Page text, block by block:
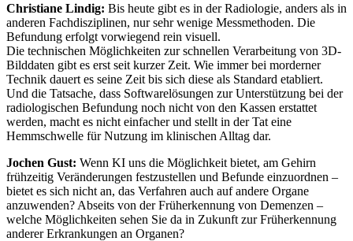
Christiane Lindig: Bis heute gibt es in der Radiologie, anders als in
anderen Fachdisziplinen, nur sehr wenige Messmethoden. Die
Befundung erfolgt vorwiegend rein visuell.
Die technischen Möglichkeiten zur schnellen Verarbeitung von 3D-
Bilddaten gibt es erst seit kurzer Zeit. Wie immer bei morderner
Technik dauert es seine Zeit bis sich diese als Standard etabliert.
Und die Tatsache, dass Softwarelösungen zur Unterstützung bei der
radiologischen Befundung noch nicht von den Kassen erstattet
werden, macht es nicht einfacher und stellt in der Tat eine
Hemmschwelle für Nutzung im klinischen Alltag dar.
Jochen Gust: Wenn KI uns die Möglichkeit bietet, am Gehirn
frühzeitig Veränderungen festzustellen und Befunde einzuordnen –
bietet es sich nicht an, das Verfahren auch auf andere Organe
anzuwenden? Abseits von der Früherkennung von Demenzen –
welche Möglichkeiten sehen Sie da in Zukunft zur Früherkennung
anderer Erkrankungen an Organen?